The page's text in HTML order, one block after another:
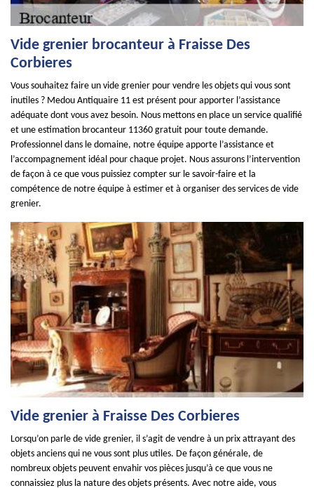
Vide grenier brocanteur à Fraisse Des
Corbieres
Vous souhaitez faire un vide grenier pour vendre les objets qui vous sont
inutiles ? Medou Antiquaire 11 est présent pour apporter l’assistance
adéquate dont vous avez besoin. Nous mettons en place un service qualifié
et une estimation brocanteur 11360 gratuit pour toute demande.
Professionnel dans le domaine, notre équipe apporte l’assistance et
l’accompagnement idéal pour chaque projet. Nous assurons l’intervention
de façon à ce que vous puissiez compter sur le savoir-faire et la
compétence de notre équipe à estimer et à organiser des services de vide
grenier.
Vide grenier à Fraisse Des Corbieres
Lorsqu’on parle de vide grenier, il s’agit de vendre à un prix attrayant des
objets anciens qui ne vous sont plus utiles. De façon générale, de
nombreux objets peuvent envahir vos pièces jusqu’à ce que vous ne
connaissiez plus la nature des objets présents. Avec notre aide, vous